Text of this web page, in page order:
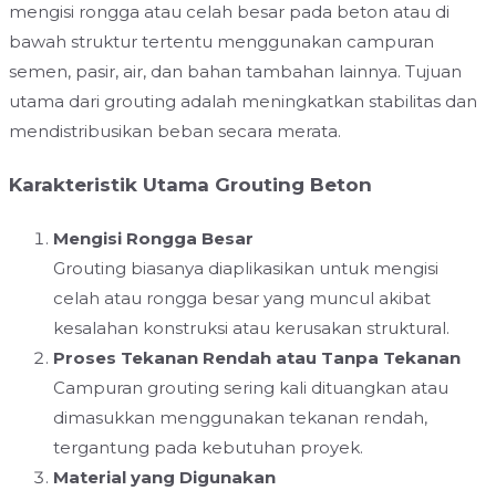
mengisi rongga atau celah besar pada beton atau di
bawah struktur tertentu menggunakan campuran
semen, pasir, air, dan bahan tambahan lainnya. Tujuan
utama dari grouting adalah meningkatkan stabilitas dan
mendistribusikan beban secara merata.
Karakteristik Utama Grouting Beton
Mengisi Rongga Besar
Grouting biasanya diaplikasikan untuk mengisi
celah atau rongga besar yang muncul akibat
kesalahan konstruksi atau kerusakan struktural.
Proses Tekanan Rendah atau Tanpa Tekanan
Campuran grouting sering kali dituangkan atau
dimasukkan menggunakan tekanan rendah,
tergantung pada kebutuhan proyek.
Material yang Digunakan